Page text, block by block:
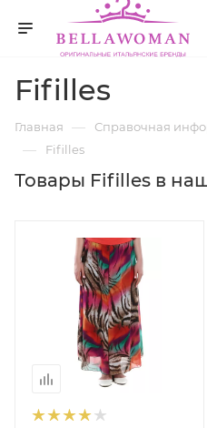
Fifilles
Главная — Справочная
— Fifilles
Товары Fifilles в